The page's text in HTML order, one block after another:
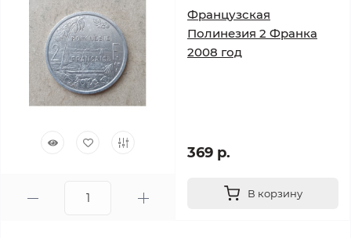
Французская
Полинезия 2 Франка
2008 год
369 р.
В корзину